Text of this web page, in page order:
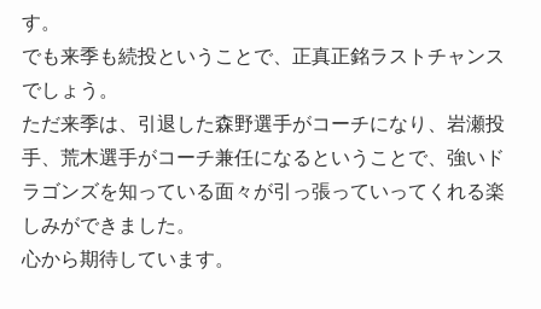
す。
でも来季も続投ということで、正真正銘ラストチャンス
でしょう。
ただ来季は、引退した森野選手がコーチになり、岩瀬投
手、荒木選手がコーチ兼任になるということで、強いド
ラゴンズを知っている面々が引っ張っていってくれる楽
しみができました。
心から期待しています。